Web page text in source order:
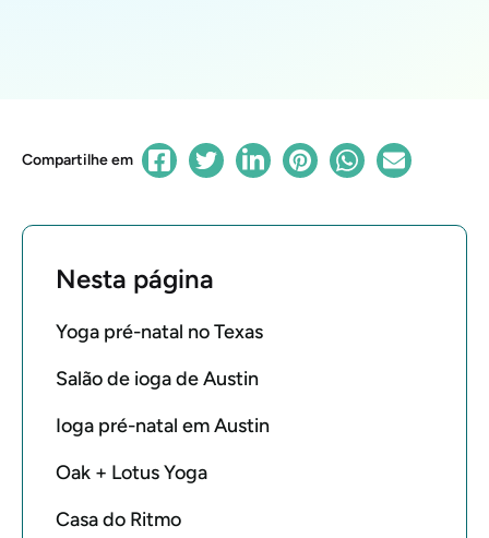
Compartilhe em
Nesta página
Yoga pré-natal no Texas
Salão de ioga de Austin
Ioga pré-natal em Austin
Oak + Lotus Yoga
Casa do Ritmo